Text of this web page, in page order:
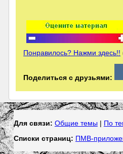
Понравилось? Нажми здесь!!
Поделиться с друзьями:
Для связи: Общие темы | По
Списки страниц: ПМВ-